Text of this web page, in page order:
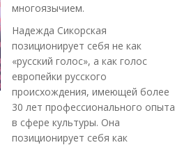
многоязычием.
Надежда Сикорская
позиционирует себя не как
«русский голос», а как голос
европейки русского
происхождения, имеющей более
30 лет профессионального опыта
в сфере культуры. Она
позиционирует себя как